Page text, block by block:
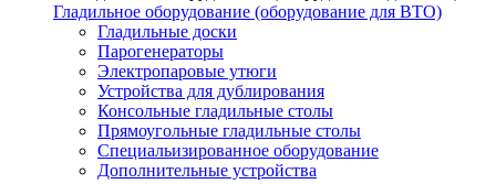
Гладильное оборудование (оборудование для ВТО)
Гладильные доски
Парогенераторы
Электропаровые утюги
Устройства для дублирования
Консольные гладильные столы
Прямоугольные гладильные столы
Специальизированное оборудование
Дополнительные устройства